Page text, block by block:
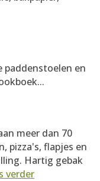
paddenstoelen en
meer dan 70
pizza's, flapjes en
Hartig gebak
verder